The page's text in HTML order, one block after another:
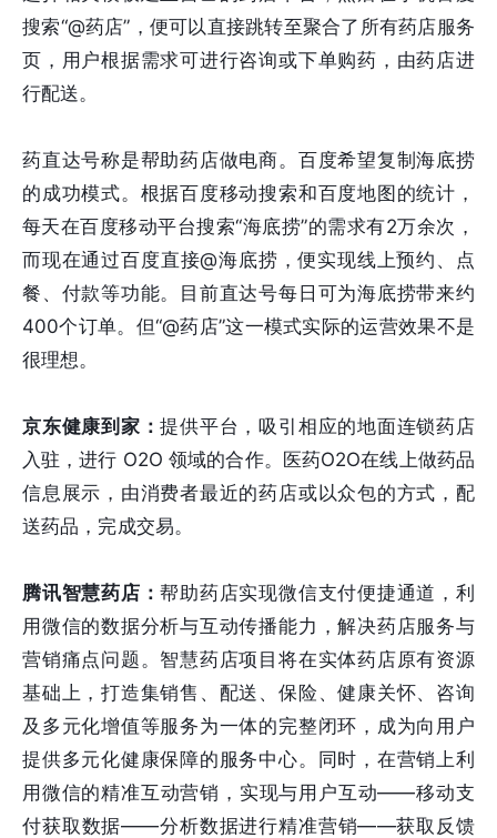
搜索“@药店”，便可以直接跳转至聚合了所有药店服务
页，用户根据需求可进行咨询或下单购药，由药店进
行配送。
药直达号称是帮助药店做电商。百度希望复制海底捞
的成功模式。根据百度移动搜索和百度地图的统计，
每天在百度移动平台搜索“海底捞”的需求有2万余次，
而现在通过百度直接@海底捞，便实现线上预约、点
餐、付款等功能。目前直达号每日可为海底捞带来约
400个订单。但“@药店”这一模式实际的运营效果不是
很理想。
京东健康到家：提供平台，吸引相应的地面连锁药店
入驻，进行 O2O 领域的合作。医药O2O在线上做药品
信息展示，由消费者最近的药店或以众包的方式，配
送药品，完成交易。
腾讯智慧药店：帮助药店实现微信支付便捷通道，利
用微信的数据分析与互动传播能力，解决药店服务与
营销痛点问题。智慧药店项目将在实体药店原有资源
基础上，打造集销售、配送、保险、健康关怀、咨询
及多元化增值等服务为一体的完整闭环，成为向用户
提供多元化健康保障的服务中心。同时，在营销上利
用微信的精准互动营销，实现与用户互动——移动支
付获取数据——分析数据进行精准营销——获取反馈